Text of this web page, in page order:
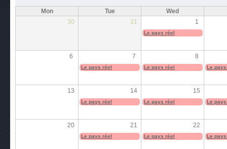
Mon Tue
Wed
30
31 1
Le pays réel
6 7 8
Le pays réel Le pays réel Le
13 14 15
Le pays réel Le pays réel Le
20 21 22
Le pays réel Le pays réel Le